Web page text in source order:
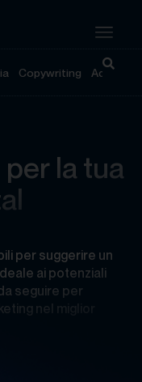
Copywriting
la tua
per suggerire un
ai potenziali
seguire per
nel miglior